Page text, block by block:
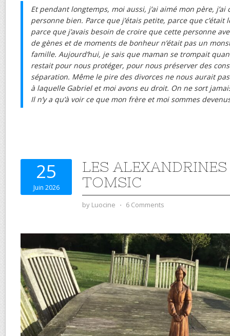
Et pendant longtemps, moi aussi, j’ai aimé mon père, j’ai
personne bien. Parce que j’étais petite, parce que c’était
parce que j’avais besoin de croire que cette personne
de gènes et de moments de bonheur n’était pas un
famille. Aujourd’hui, je sais que maman se trompait
restait pour nous protéger, pour nous préserver des
séparation. Même le pire des divorces ne nous aurait
à laquelle Gabriel et moi avons eu droit. On ne sort
Il n’y a qu’à voir ce que mon frère et moi sommes
25
Juin 2026
LES
TOMSIC
by Luocine ⋅ 6 Comments